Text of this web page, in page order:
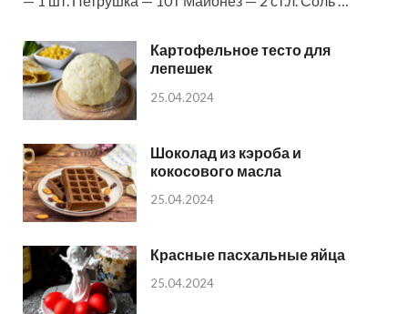
Картофельное тесто для
лепешек
25.04.2024
Шоколад из кэроба и
кокосового масла
25.04.2024
Красные пасхальные яйца
25.04.2024